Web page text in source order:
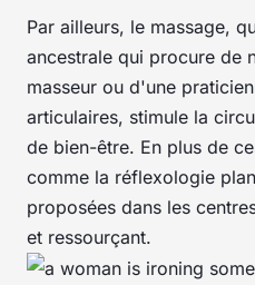
Par ailleurs, le massage,
ancestrale qui procure de
masseur ou d'une
articulaires, stimule la
de bien-être. En plus de
comme la réflexologie
proposées dans les
et ressourçant.